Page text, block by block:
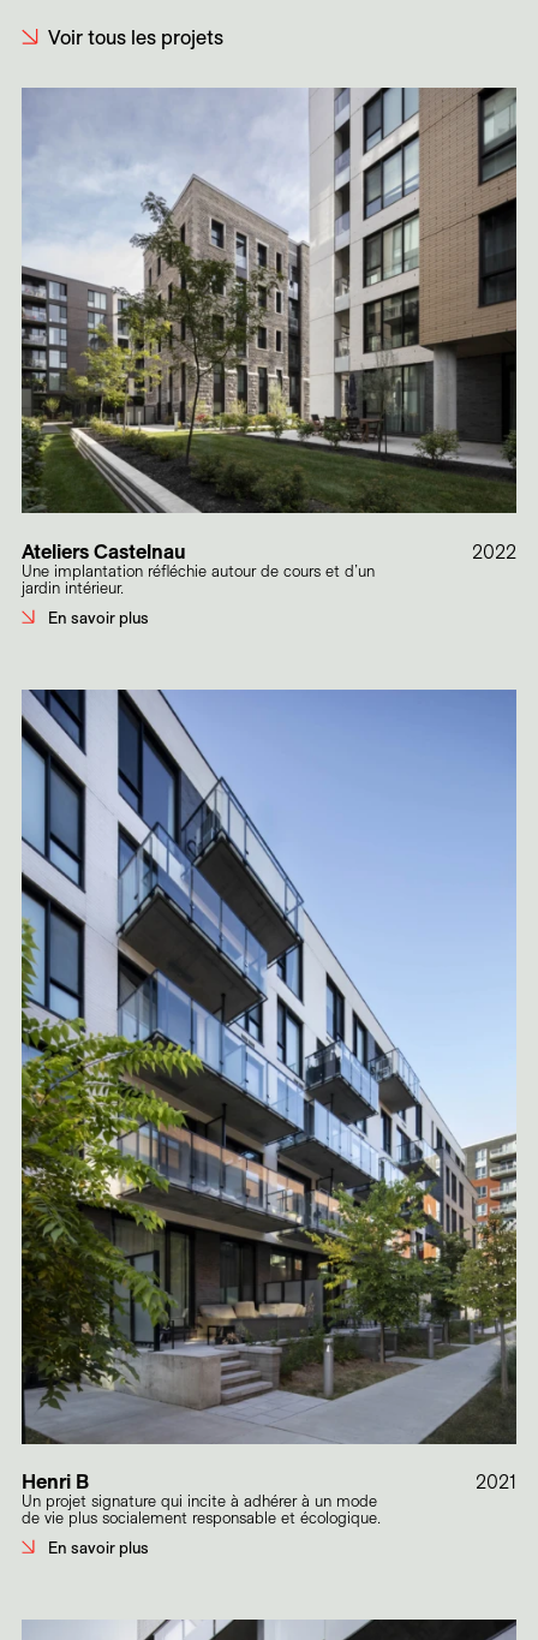
Voir tous les projets
Ateliers Castelnau
Une implantation réfléchie autour de cours et d’un
jardin intérieur.
En savoir plus
2022
Henri B
Un projet signature qui incite à adhérer à un mode
de vie plus socialement responsable et écologique.
En savoir plus
2021